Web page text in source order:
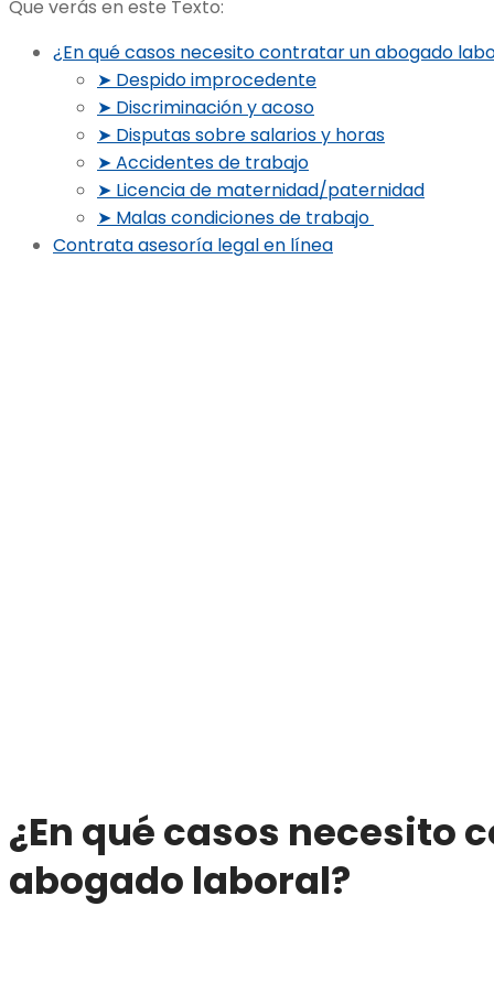
Que verás en este Texto:
¿En qué casos necesito contratar un abogado
➤ Despido improcedente
➤ Discriminación y acoso
➤ Disputas sobre salarios y horas
➤ Accidentes de trabajo
➤ Licencia de maternidad/paternidad
➤ Malas condiciones de trabajo
Contrata asesoría legal en línea
¿En qué casos necesito
abogado laboral?